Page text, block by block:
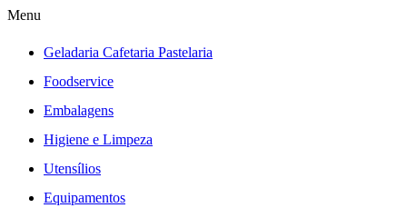
Menu
Geladaria Cafetaria Pastelaria
Foodservice
Embalagens
Higiene e Limpeza
Utensílios
Equipamentos